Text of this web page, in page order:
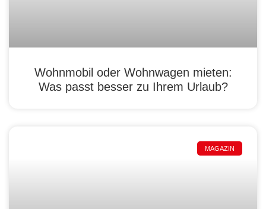
Wohnmobil oder Wohnwagen mieten:
Was passt besser zu Ihrem Urlaub?
MAGAZIN